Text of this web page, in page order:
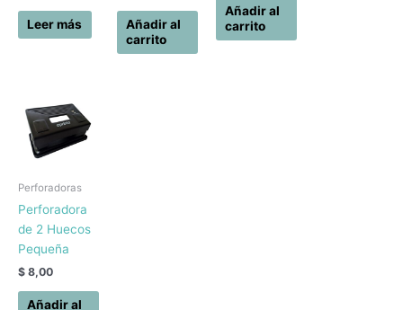
Leer más
Añadir al
carrito
Añadir al
carrito
Perforadoras
Perforadora
de 2 Huecos
Pequeña
$ 8,00
Añadir al